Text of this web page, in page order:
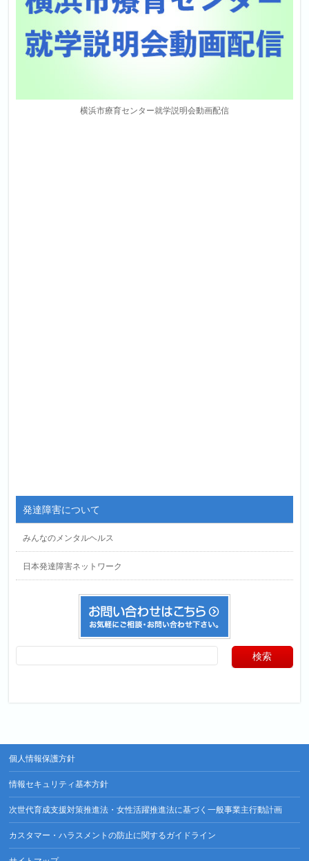
横浜市療育センター就学説明会動画配信
発達障害について
みんなのメンタルヘルス
日本発達障害ネットワーク
個人情報保護方針
情報セキュリティ基本方針
次世代育成支援対策推進法・女性活躍推進法に基づく一般事業主行動計画
カスタマー・ハラスメントの防止に関するガイドライン